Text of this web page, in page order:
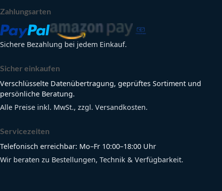
Zahlungsarten
Sichere Bezahlung bei jedem Einkauf.
Sicher einkaufen
Verschlüsselte Datenübertragung, geprüftes Sortiment und
persönliche Beratung.
Alle Preise inkl. MwSt., zzgl. Versandkosten.
Servicezeiten
Telefonisch erreichbar: Mo–Fr 10:00–18:00 Uhr
Wir beraten zu Bestellungen, Technik & Verfügbarkeit.